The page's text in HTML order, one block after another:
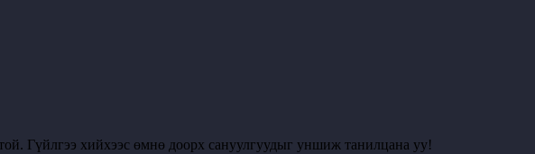
Гүйлгээ хийхээс өмнө доорх сануулгуудыг уншиж танилцана уу!